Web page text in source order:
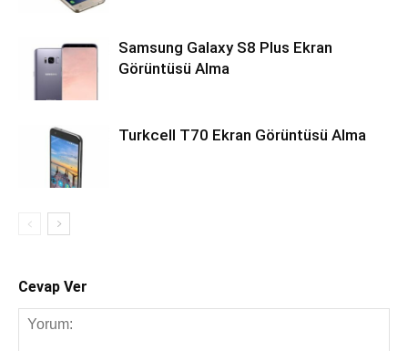
Samsung Galaxy S8 Plus Ekran
Görüntüsü Alma
Turkcell T70 Ekran Görüntüsü Alma
Cevap Ver